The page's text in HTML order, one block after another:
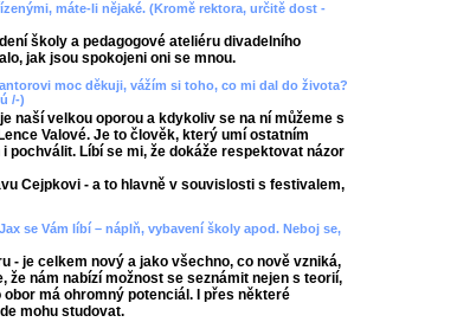
máte-li nějaké. (Kromě rektora, určitě dost -
školy a pedagogové ateliéru divadelního
jak jsou spokojeni oni se mnou.
moc děkuji, vážím si toho, co mi dal do života?
/-)
naší velkou oporou a kdykoliv se na ní můžeme s
Valové. Je to člověk, který umí ostatním
pochválit. Líbí se mi, že dokáže respektovat názor
Cejpkovi - a to hlavně v souvislosti s festivalem,
se Vám líbí – náplň, vybavení školy apod. Neboj se,
- je celkem nový a jako všechno, co nově vzniká,
že nám nabízí možnost se seznámit nejen s teorií,
má ohromný potenciál. I přes některé
mohu studovat.